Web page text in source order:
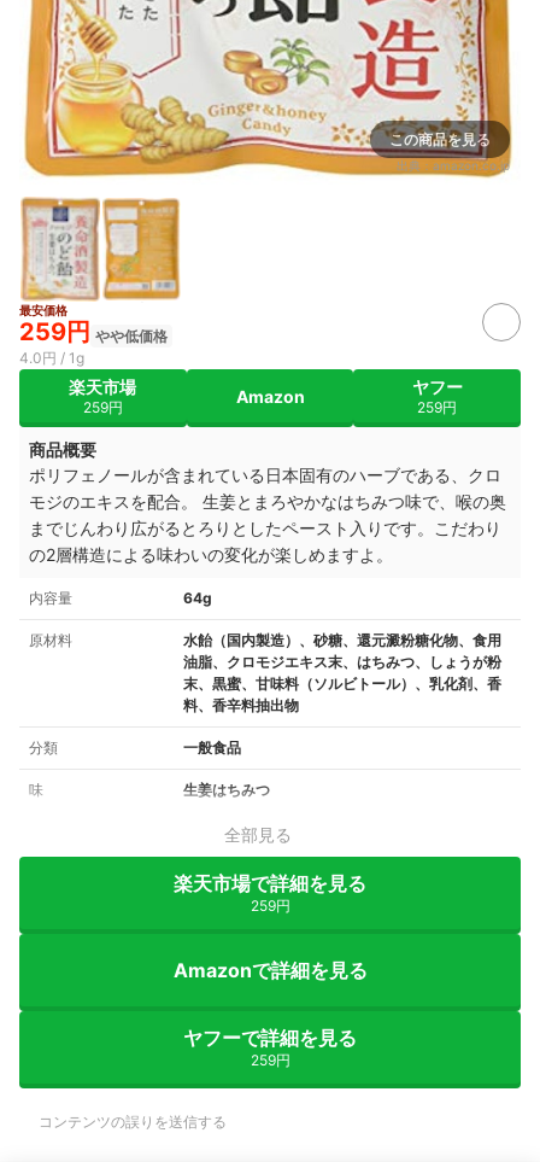
この商品を見る
出典： amazon.co.jp
最安価格
259円 やや低価格
4.0円 / 1g
楽天市場
259円
Amazon ヤフー
259円
商品概要
ポリフェノールが含まれている日本固有のハーブである、クロ
モジのエキスを配合。 生姜とまろやかなはちみつ味で、喉の奥
までじんわり広がるとろりとしたペースト入りです。こだわり
の2層構造による味わいの変化が楽しめますよ。
内容量 64g
原材料
水飴（国内製造）、砂糖、還元澱粉糖化物、食用
油脂、クロモジエキス末、はちみつ、しょうが粉
末、黒蜜、甘味料（ソルビトール）、乳化剤、香
料、香辛料抽出物
分類 一般食品
味 生姜はちみつ
全部見る
楽天市場で詳細を見る
259円
Amazonで詳細を見る
ヤフーで詳細を見る
259円
コンテンツの誤りを送信する